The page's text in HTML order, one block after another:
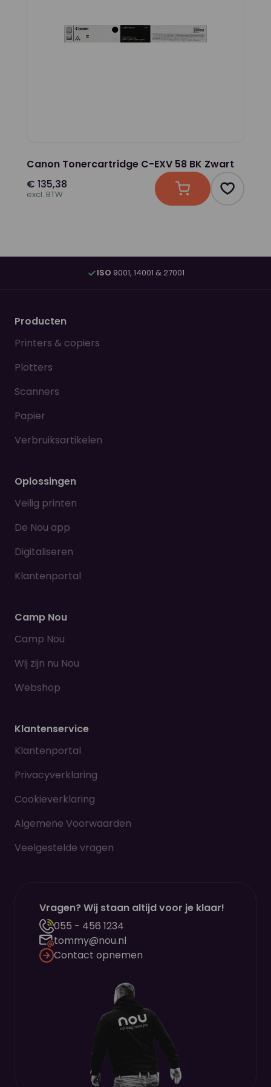
Canon Tonercartridge C-EXV 58 BK Zwart
€ 135,38
excl. BTW In winkelwagen
Product
ISO 9001, 14001 & 27001
Producten
Printers & copiers
Plotters
Scanners
Papier
Verbruiksartikelen
Oplossingen
Veilig printen
De Nou app
Digitaliseren
Klantenportal
Camp Nou
Camp Nou
Wij zijn nu Nou
Webshop
Klantenservice
Klantenportal
Privacyverklaring
Cookieverklaring
Algemene Voorwaarden
Veelgestelde vragen
Vragen? Wij staan altijd voor je klaar!
055 - 456 1234
tommy@nou.nl
Contact opnemen